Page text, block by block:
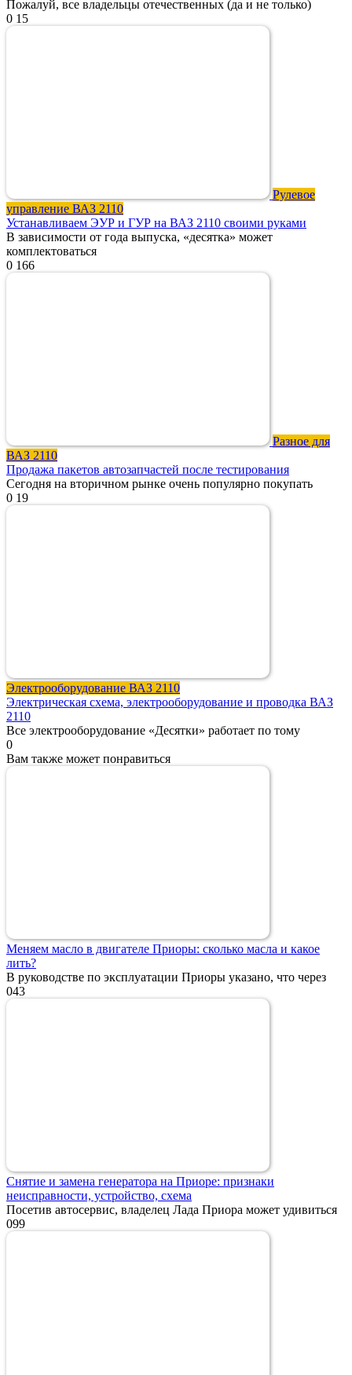
Пожалуй, все владельцы отечественных (да и не только)
0 15
Рулевое
управление ВАЗ 2110
Устанавливаем ЭУР и ГУР на ВАЗ 2110 своими руками
В зависимости от года выпуска, «десятка» может
комплектоваться
0 166
Разное для
ВАЗ 2110
Продажа пакетов автозапчастей после тестирования
Сегодня на вторичном рынке очень популярно покупать
0 19
Электрооборудование ВАЗ 2110
Электрическая схема, электрооборудование и проводка ВАЗ
2110
Все электрооборудование «Десятки» работает по тому
0
Вам также может понравиться
Меняем масло в двигателе Приоры: сколько масла и какое
лить?
В руководстве по эксплуатации Приоры указано, что через
043
Снятие и замена генератора на Приоре: признаки
неисправности, устройство, схема
Посетив автосервис, владелец Лада Приора может удивиться
099